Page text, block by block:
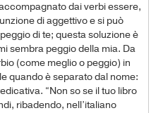
dai verbi essere,
di aggettivo e si può
di te; questa soluzione è
sembra peggio della mia. Da
(come meglio o peggio) in
quando è separato dal nome:
“Non so se il tuo libro
ribadendo, nell’italiano